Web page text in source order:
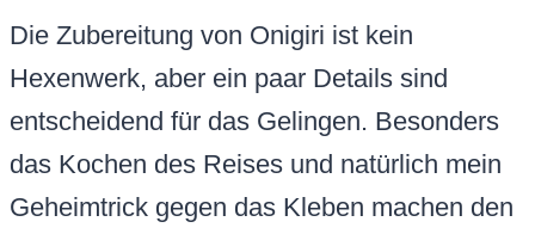
Die Zubereitung von Onigiri ist kein
Hexenwerk, aber ein paar Details sind
entscheidend für das Gelingen. Besonders
das Kochen des Reises und natürlich mein
Geheimtrick gegen das Kleben machen den